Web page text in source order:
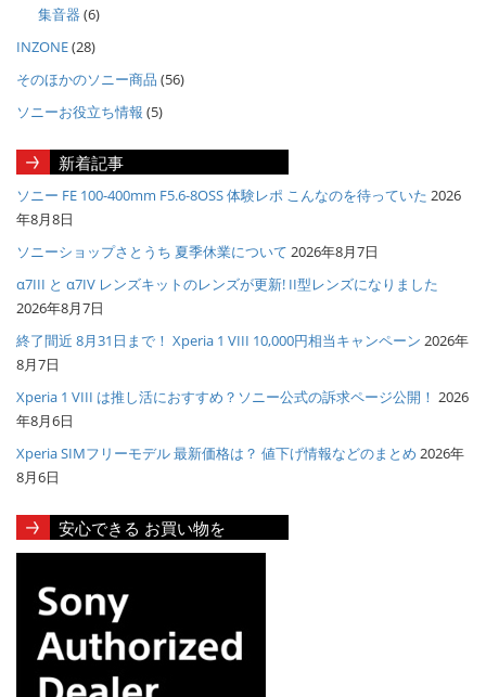
集音器 (6)
INZONE(28)
そのほかのソニー商品 (56)
ソニーお役立ち情報 (5)
新着記事
ソニー FE 100-400mm F5.6-8OSS 体験レポ こんなのを待っていた 2026
年8月8日
ソニーショップさとうち 夏季休業について 2026年8月7日
α7III と α7IV レンズキットのレンズが更新! II型レンズになりました
2026年8月7日
終了間近 8月31日まで！ Xperia 1 VIII 10,000円相当キャンペーン 2026年
8月7日
Xperia 1 VIII は推し活におすすめ？ソニー公式の訴求ページ公開！ 2026
年8月6日
Xperia SIMフリーモデル 最新価格は？ 値下げ情報などのまとめ 2026年
8月6日
安心できる お買い物を